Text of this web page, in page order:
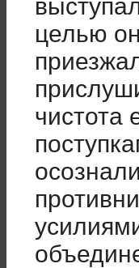
целью
чистота